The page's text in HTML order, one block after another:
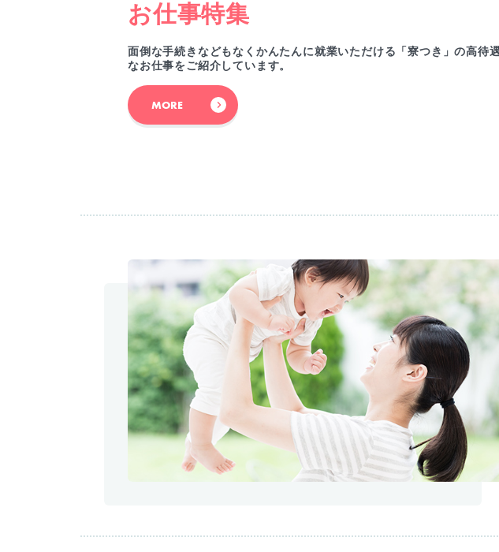
お仕事特集
面倒な手続きなどもなくかんたんに就業いただける「寮つき」の高待
なお仕事をご紹介しています。
MORE